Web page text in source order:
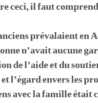
ceci, il faut
prévalaient en
n’avait aucune
de l’aide et du
l’égard envers les
avec la famille était